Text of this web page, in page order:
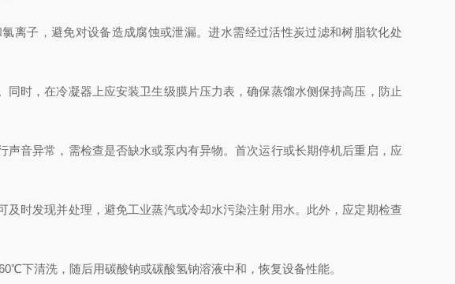
子，避免对设备造成腐蚀或泄漏。进水需经过活性炭过滤和树脂软化处
时，在冷凝器上应安装卫生级膜片压力表，确保蒸馏水侧保持高压，防止
音异常，需检查是否缺水或泵内有异物。首次运行或长期停机后重启，应
时发现并处理，避免工业蒸汽或冷却水污染注射用水。此外，应定期检查
下清洗，随后用碳酸钠或碳酸氢钠溶液中和，恢复设备性能。